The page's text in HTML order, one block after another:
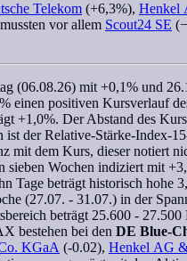
Telekom (+6,3%), Henkel
vor allem Scout24 SE
(06.08.26) mit +0,1% und
einen positiven Kursverlauf
+1,0%. Der Abstand des
ist derRelative-Stärke-Index-
mit dem Kurs, dieser notiert
sieben Wochen indiziert mit
Tage beträgt historisch hohe
(27.07. - 31.07.) in der
beträgt 25.600 - 27.500
bestehen bei den DE Blue-
KGaA (-0.02), Henkel AG